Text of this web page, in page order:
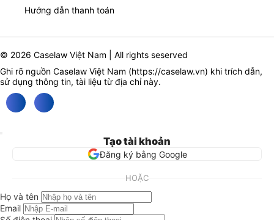
Hướng dẫn thanh toán
© 2026 Caselaw Việt Nam | All rights seserved
Ghi rõ nguồn Caselaw Việt Nam (https://caselaw.vn) khi trích dẫn,
sử dụng thông tin, tài liệu từ địa chỉ này.
Tạo tài khoản
Đăng ký bằng Google
HOẶC
Họ và tên
Email